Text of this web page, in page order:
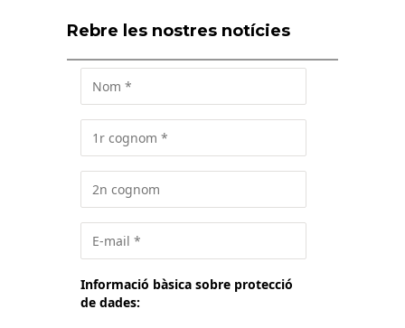
Rebre les nostres notícies
Informació bàsica sobre protecció
de dades: